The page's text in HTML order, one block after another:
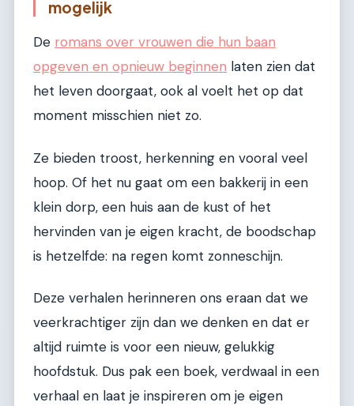
mogelijk
De romans over vrouwen die hun baan
opgeven en opnieuw beginnen laten zien dat
het leven doorgaat, ook al voelt het op dat
moment misschien niet zo.
Ze bieden troost, herkenning en vooral veel
hoop. Of het nu gaat om een bakkerij in een
klein dorp, een huis aan de kust of het
hervinden van je eigen kracht, de boodschap
is hetzelfde: na regen komt zonneschijn.
Deze verhalen herinneren ons eraan dat we
veerkrachtiger zijn dan we denken en dat er
altijd ruimte is voor een nieuw, gelukkig
hoofdstuk. Dus pak een boek, verdwaal in een
verhaal en laat je inspireren om je eigen